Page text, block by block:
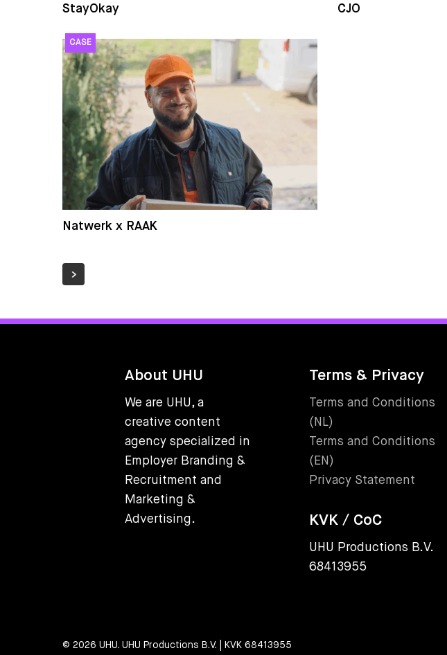
StayOkay CJO
Natwerk x RAAK
About UHU
We are UHU, a
creative content
agency specialized in
Employer Branding &
Recruitment and
Marketing &
Advertising.
Terms & Privacy
Terms and Conditions
(NL)
Terms and Conditions
(EN)
Privacy Statement
KVK / CoC
UHU Productions B.V.
68413955
© 2026 UHU. UHU Productions B.V. | KVK 68413955